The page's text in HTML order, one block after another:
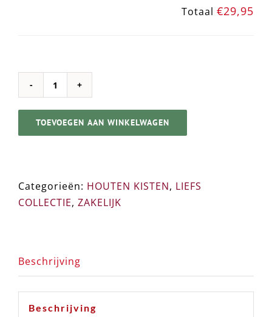
Totaal €29,95
Houten
kist
➸
TOEVOEGEN AAN WINKELWAGEN
Categorieën: HOUTEN KISTEN, LIEFS
COLLECTIE, ZAKELIJK
Beschrijving
Beschrijving